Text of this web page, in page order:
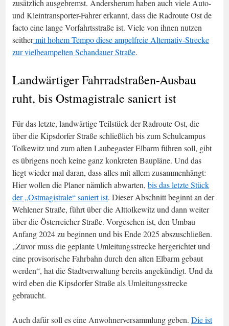
zusätzlich ausgebremst. Andersherum haben auch viele Auto-
und Kleintransporter-Fahrer erkannt, dass die Radroute Ost de
facto eine lange Vorfahrtsstraße ist. Viele von ihnen nutzen
seithermit hohem Tempo diese ampelfreie Alternativ-Strecke
zur vielbeampelten Schandauer Straße.
Landwärtiger Fahrradstraßen-Ausbau
ruht, bis Ostmagistrale saniert ist
Für das letzte, landwärtige Teilstück der Radroute Ost, die
über die Kipsdorfer Straße schließlich bis zum Schulcampus
Tolkewitz und zum alten Laubegaster Elbarm führen soll, gibt
es übrigens noch keine ganz konkreten Baupläne. Und das
liegt wieder mal daran, dass alles mit allem zusammenhängt:
Hier wollen die Planer nämlich abwarten, bis das letzte Stück
der „Ostmagistrale“ saniert ist. Dieser Abschnitt beginnt an der
Wehlener Straße, führt über die Alttolkewitz und dann weiter
über die Österreicher Straße. Vorgesehen ist, den Umbau
Anfang 2024 zu beginnen und bis Ende 2025 abszuschließen.
„Zuvor muss die geplante Umleitungsstrecke hergerichtet und
eine provisorische Fahrbahn durch den alten Elbarm gebaut
werden“, hat die Stadtverwaltung bereits angekündigt. Und da
wird eben die Kipsdorfer Straße als Umleitungsstrecke
gebraucht.
Auch dafür soll es eine Anwohnerversammlung geben. Die ist